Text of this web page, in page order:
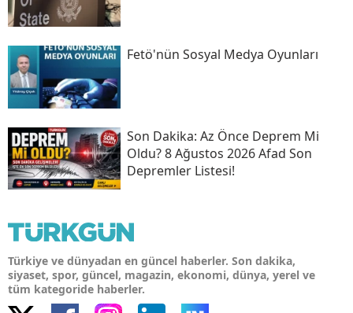
Fetö'nün Sosyal Medya Oyunları
Son Daki̇ka: Az Önce Deprem Mi
Oldu? 8 Ağustos 2026 Afad Son
Depremler Listesi!
Türkiye ve dünyadan en güncel haberler. Son dakika,
siyaset, spor, güncel, magazin, ekonomi, dünya, yerel ve
tüm kategoride haberler.